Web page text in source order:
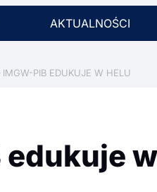
AKTUALNOŚCI
IMGW-PIB EDUKUJE W HELU
edukuje